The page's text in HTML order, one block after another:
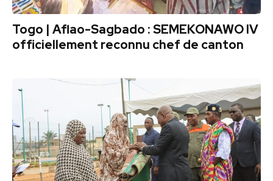
Togo | Aflao-Sagbado : SEMEKONAWO IV
officiellement reconnu chef de canton